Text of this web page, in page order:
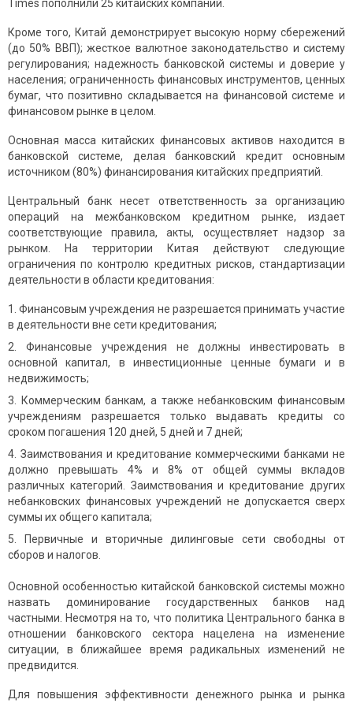
Times пополнили 25 китайских компаний.
Кроме того, Китай демонстрирует высокую норму сбережений
(до 50% ВВП); жесткое валютное законодательство и систему
регулирования; надежность банковской системы и доверие у
населения; ограниченность финансовых инструментов, ценных
бумаг, что позитивно складывается на финансовой системе и
финансовом рынке в целом.
Основная масса китайских финансовых активов находится в
банковской системе, делая банковский кредит основным
источником (80%) финансирования китайских предприятий.
Центральный банк несет ответственность за организацию
операций на межбанковском кредитном рынке, издает
соответствующие правила, акты, осуществляет надзор за
рынком. На территории Китая действуют следующие
ограничения по контролю кредитных рисков, стандартизации
деятельности в области кредитования:
Финансовым учреждения не разрешается принимать участие
в деятельности вне сети кредитования;
Финансовые учреждения не должны инвестировать в
основной капитал, в инвестиционные ценные бумаги и в
недвижимость;
Коммерческим банкам, а также небанковским финансовым
учреждениям разрешается только выдавать кредиты со
сроком погашения 120 дней, 5 дней и 7 дней;
Заимствования и кредитование коммерческими банками не
должно превышать 4% и 8% от общей суммы вкладов
различных категорий. Заимствования и кредитование других
небанковских финансовых учреждений не допускается сверх
суммы их общего капитала;
Первичные и вторичные дилинговые сети свободны от
сборов и налогов.
Основной особенностью китайской банковской системы можно
назвать доминирование государственных банков над
частными. Несмотря на то, что политика Центрального банка в
отношении банковского сектора нацелена на изменение
ситуации, в ближайшее время радикальных изменений не
предвидится.
Для повышения эффективности денежного рынка и рынка